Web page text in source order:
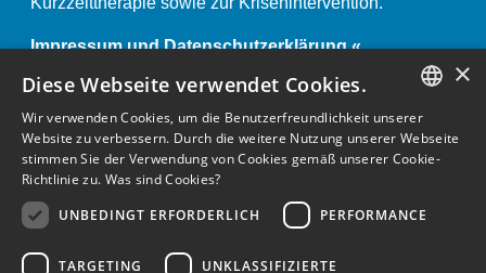
Impressum und Datenschutzerklärung «
GERMAN
ENGLISH
×
Diese Webseite verwendet Cookies.
Wir verwenden Cookies, um die Benutzerfreundlichkeit unserer
Website zu verbessern. Durch die weitere Nutzung unserer Webseite
stimmen Sie der Verwendung von Cookies gemäß unserer Cookie-
Richtlinie zu. Was sind Cookies?
UNBEDINGT ERFORDERLICH
PERFORMANCE
TARGETING UNKLASSIFIZIERTE